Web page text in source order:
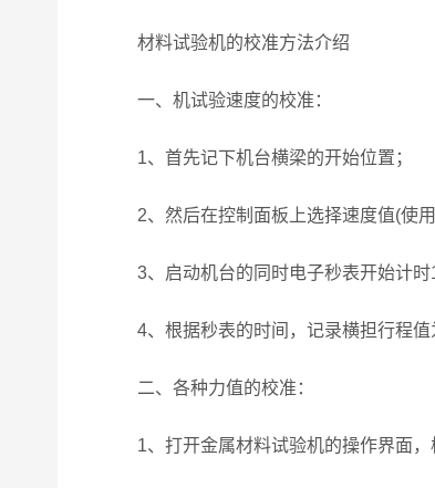
材料试验机的校准方法介绍
一、机试验速度的校准：
1、首先记下机台横梁的开始位置；
2、然后在控制面板上选择速度值(使用
3、启动机台的同时电子秒表开始计时1
4、根据秒表的时间，记录横担行程值
二、各种力值的校准：
1、打开金属材料试验机的操作界面，